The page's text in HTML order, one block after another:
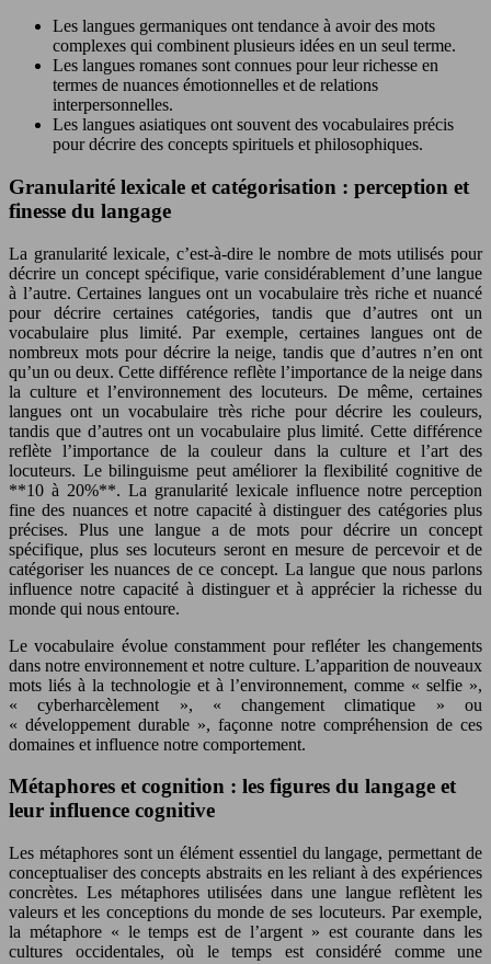
Les langues germaniques ont tendance à avoir des mots
complexes qui combinent plusieurs idées en un seul terme.
Les langues romanes sont connues pour leur richesse en
termes de nuances émotionnelles et de relations
interpersonnelles.
Les langues asiatiques ont souvent des vocabulaires précis
pour décrire des concepts spirituels et philosophiques.
Granularité lexicale et catégorisation : perception et
finesse du langage
La granularité lexicale, c’est-à-dire le nombre de mots utilisés pour
décrire un concept spécifique, varie considérablement d’une langue
à l’autre. Certaines langues ont un vocabulaire très riche et nuancé
pour décrire certaines catégories, tandis que d’autres ont un
vocabulaire plus limité. Par exemple, certaines langues ont de
nombreux mots pour décrire la neige, tandis que d’autres n’en ont
qu’un ou deux. Cette différence reflète l’importance de la neige dans
la culture et l’environnement des locuteurs. De même, certaines
langues ont un vocabulaire très riche pour décrire les couleurs,
tandis que d’autres ont un vocabulaire plus limité. Cette différence
reflète l’importance de la couleur dans la culture et l’art des
locuteurs. Le bilinguisme peut améliorer la flexibilité cognitive de
**10 à 20%**. La granularité lexicale influence notre perception
fine des nuances et notre capacité à distinguer des catégories plus
précises. Plus une langue a de mots pour décrire un concept
spécifique, plus ses locuteurs seront en mesure de percevoir et de
catégoriser les nuances de ce concept. La langue que nous parlons
influence notre capacité à distinguer et à apprécier la richesse du
monde qui nous entoure.
Le vocabulaire évolue constamment pour refléter les changements
dans notre environnement et notre culture. L’apparition de nouveaux
mots liés à la technologie et à l’environnement, comme « selfie »,
« cyberharcèlement », « changement climatique » ou
« développement durable », façonne notre compréhension de ces
domaines et influence notre comportement.
Métaphores et cognition : les figures du langage et
leur influence cognitive
Les métaphores sont un élément essentiel du langage, permettant de
conceptualiser des concepts abstraits en les reliant à des expériences
concrètes. Les métaphores utilisées dans une langue reflètent les
valeurs et les conceptions du monde de ses locuteurs. Par exemple,
la métaphore « le temps est de l’argent » est courante dans les
cultures occidentales, où le temps est considéré comme une